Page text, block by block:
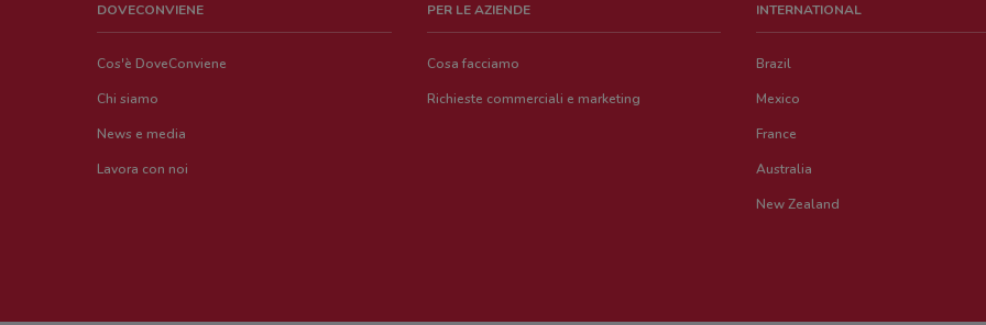
DOVECONVIENE
Cos'è DoveConviene
Chi siamo
News e media
Lavora con noi
PER LE AZIENDE
Cosa facciamo
Richieste commerciali e marketing
INTERNATIONAL
Brazil
Mexico
France
Australia
New Zealand